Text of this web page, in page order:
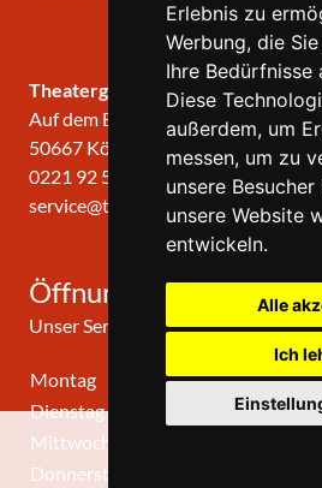
Erlebnis zu
Werbung, die
Ihre Bedürfnisse
Diese
außerdem, um
messen, um zu
unsere
unsere Website
entwickeln.
Alle
Ich
Theatergemeinde KÖLN
Auf dem Berlich 34
50667 Köln
0221 92 57 420
service@theatergemeinde-koeln.de
Öffnungszeiten
Unser Service-Center ist zu
Montag
10:00 Uhr -
Dienstag
10:00 Uhr -
Mittwoch
Donnerstag